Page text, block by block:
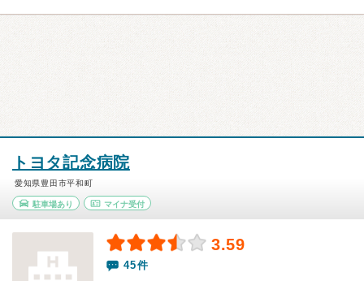
トヨタ記念病院
愛知県豊田市平和町
駐車場あり マイナ受付
3.59
45件